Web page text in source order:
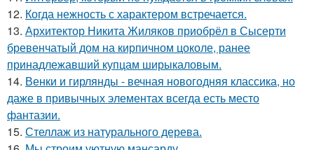
12. Когда нежность с характером встречается.
13. Архитектор Никита Жиляков приобрёл в Сысерти
бревенчатый дом на кирпичном цоколе, ранее
принадлежавший купцам ширыкаловым.
14. Венки и гирлянды - вечная новогодняя классика, но
даже в привычных элементах всегда есть место
фантазии.
15. Стеллаж из натурального дерева.